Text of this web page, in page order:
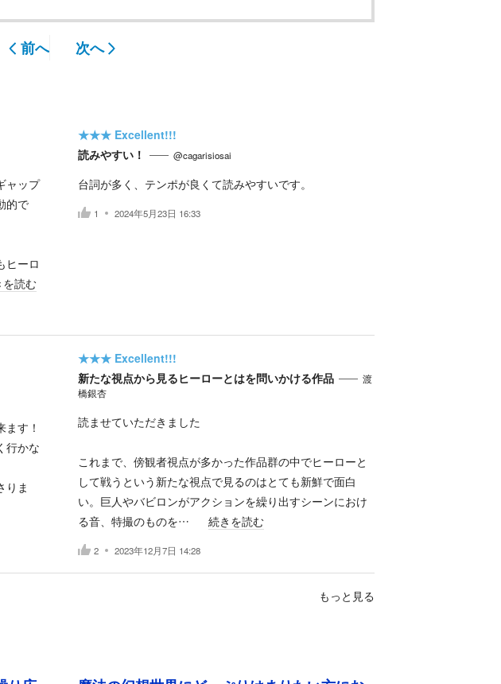
前へ 次へ
ャップ
的で
ヒーロ
を読む
★★★ Excellent!!!
読みやすい！
@cagarisiosai
台詞が多く、テンポが良くて読みやすいです。
1 2024年5月23日 16:33
す！
行かな
りま
★★★ Excellent!!!
新たな視点から見るヒーローとはを問いかける作品
渡
橋銀杏
読ませていただきました
これまで、傍観者視点が多かった作品群の中でヒーローと
して戦うという新たな視点で見るのはとても新鮮で面白
い。巨人やバビロンがアクションを繰り出すシーンにおけ
る音、特撮のものを…
続きを読む
2 2023年12月7日 14:28
もっと見る